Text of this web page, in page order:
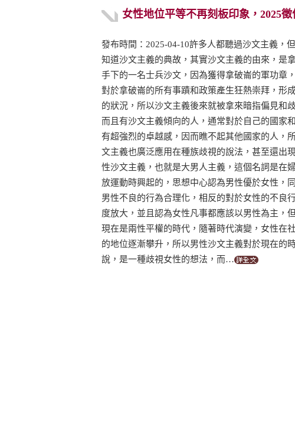
女性地位平等不再刻板印象，2025徵
發布時間：2025-04-10許多人都聽過沙文主義，
知道沙文主義的典故，其實沙文主義的由來，是
手下的一名士兵沙文，因為獲得拿破崙的軍功章
對於拿破崙的所有事蹟和政策產生狂熱崇拜，形
的狀況，所以沙文主義後來就被拿來暗指偏見和歧
而且有沙文主義傾向的人，通常對於自己的國家
有超強烈的卓越感，因而瞧不起其他國家的人，
文主義也廣泛應用在種族歧視的說法，甚至還出
性沙文主義，也就是大男人主義，這個名詞是在
放運動時興起的，思想中心認為男性優於女性，
男性不良的行為合理化，相反的對於女性的不良
度放大，並且認為女性凡事都應該以男性為主，
現在是兩性平權的時代，隨著時代演變，女性在
的地位逐漸攀升，所以男性沙文主義對於現在的
說，是一種歧視女性的想法，而…